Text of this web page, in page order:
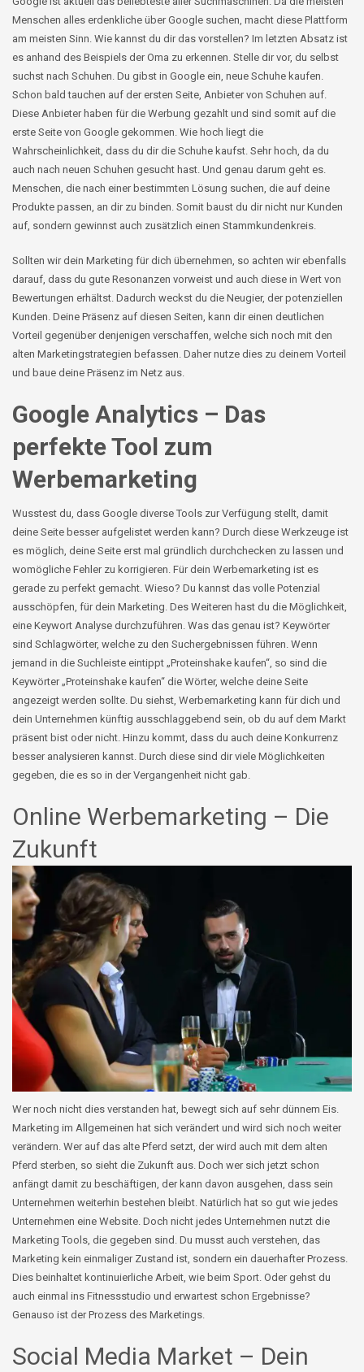
Menschen alles erdenkliche über Google suchen, macht diese Plattform
am meisten Sinn. Wie kannst du dir das vorstellen? Im letzten Absatz ist
es anhand des Beispiels der Oma zu erkennen. Stelle dir vor, du selbst
suchst nach Schuhen. Du gibst in Google ein, neue Schuhe kaufen.
Schon bald tauchen auf der ersten Seite, Anbieter von Schuhen auf.
Diese Anbieter haben für die Werbung gezahlt und sind somit auf die
erste Seite von Google gekommen. Wie hoch liegt die
Wahrscheinlichkeit, dass du dir die Schuhe kaufst. Sehr hoch, da du
auch nach neuen Schuhen gesucht hast. Und genau darum geht es.
Menschen, die nach einer bestimmten Lösung suchen, die auf deine
Produkte passen, an dir zu binden. Somit baust du dir nicht nur Kunden
auf, sondern gewinnst auch zusätzlich einen Stammkundenkreis.
Sollten wir dein Marketing für dich übernehmen, so achten wir ebenfalls
darauf, dass du gute Resonanzen vorweist und auch diese in Wert von
Bewertungen erhältst. Dadurch weckst du die Neugier, der potenziellen
Kunden. Deine Präsenz auf diesen Seiten, kann dir einen deutlichen
Vorteil gegenüber denjenigen verschaffen, welche sich noch mit den
alten Marketingstrategien befassen. Daher nutze dies zu deinem Vorteil
und baue deine Präsenz im Netz aus.
Google Analytics – Das
perfekte Tool zum
Werbemarketing
Wusstest du, dass Google diverse Tools zur Verfügung stellt, damit
deine Seite besser aufgelistet werden kann? Durch diese Werkzeuge ist
es möglich, deine Seite erst mal gründlich durchchecken zu lassen und
womögliche Fehler zu korrigieren. Für dein Werbemarketing ist es
gerade zu perfekt gemacht. Wieso? Du kannst das volle Potenzial
ausschöpfen, für dein Marketing. Des Weiteren hast du die Möglichkeit,
eine Keywort Analyse durchzuführen. Was das genau ist? Keywörter
sind Schlagwörter, welche zu den Suchergebnissen führen. Wenn
jemand in die Suchleiste eintippt „Proteinshake kaufen“, so sind die
Keywörter „Proteinshake kaufen“ die Wörter, welche deine Seite
angezeigt werden sollte. Du siehst, Werbemarketing kann für dich und
dein Unternehmen künftig ausschlaggebend sein, ob du auf dem Markt
präsent bist oder nicht. Hinzu kommt, dass du auch deine Konkurrenz
besser analysieren kannst. Durch diese sind dir viele Möglichkeiten
gegeben, die es so in der Vergangenheit nicht gab.
Online Werbemarketing – Die
Zukunft
Wer noch nicht dies verstanden hat, bewegt sich auf sehr dünnem Eis.
Marketing im Allgemeinen hat sich verändert und wird sich noch weiter
verändern. Wer auf das alte Pferd setzt, der wird auch mit dem alten
Pferd sterben, so sieht die Zukunft aus. Doch wer sich jetzt schon
anfängt damit zu beschäftigen, der kann davon ausgehen, dass sein
Unternehmen weiterhin bestehen bleibt. Natürlich hat so gut wie jedes
Unternehmen eine Website. Doch nicht jedes Unternehmen nutzt die
Marketing Tools, die gegeben sind. Du musst auch verstehen, das
Marketing kein einmaliger Zustand ist, sondern ein dauerhafter Prozess.
Dies beinhaltet kontinuierliche Arbeit, wie beim Sport. Oder gehst du
auch einmal ins Fitnessstudio und erwartest schon Ergebnisse?
Genauso ist der Prozess des Marketings.
Social Media Market – Dein